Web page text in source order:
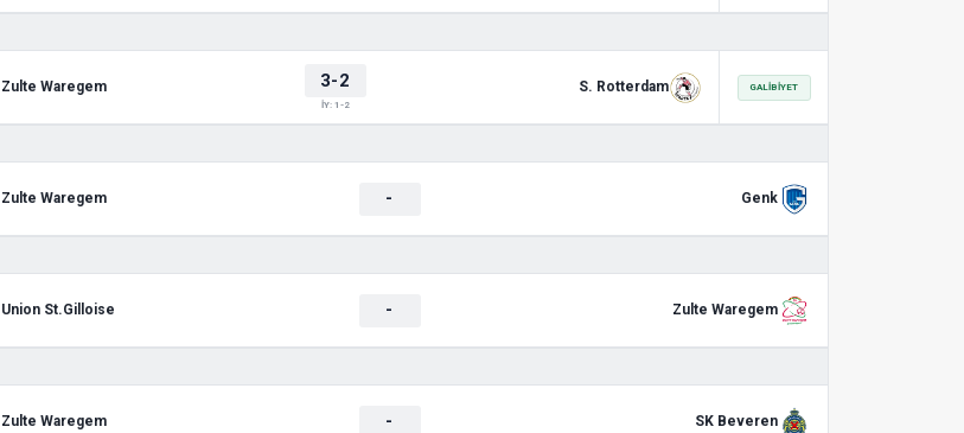
Zulte Waregem 3-2
İY: 1-2
S. Rotterdam GALIBIYET
Zulte Waregem - Genk
Union St.Gilloise - Zulte Waregem
Zulte Waregem - SK Beveren